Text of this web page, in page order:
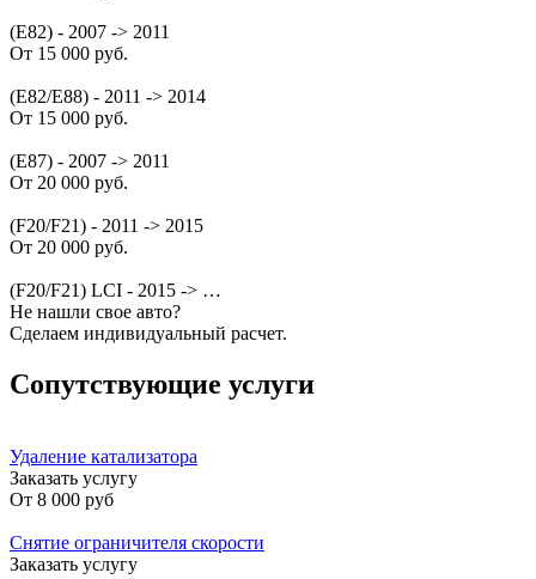
(E82) - 2007 -> 2011
От 15 000 руб.
(E82/E88) - 2011 -> 2014
От 15 000 руб.
(E87) - 2007 -> 2011
От 20 000 руб.
(F20/F21) - 2011 -> 2015
От 20 000 руб.
(F20/F21) LCI - 2015 -> …
Не нашли свое авто?
Сделаем индивидуальный расчет.
Сопутствующие услуги
Удаление катализатора
Заказать услугу
От 8 000 руб
Снятие ограничителя скорости
Заказать услугу